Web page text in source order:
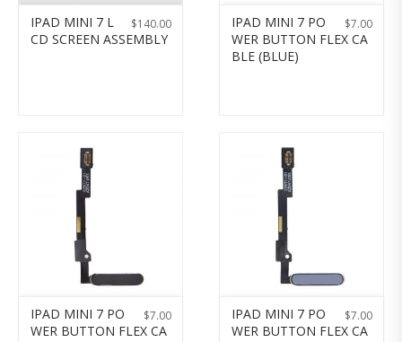
$140.00
IPAD MINI 7 L
CD SCREEN ASSEMBLY
$7.00
IPAD MINI 7 PO
WER BUTTON FLEX CA
BLE (BLUE)
$7.00
IPAD MINI 7 PO
WER BUTTON FLEX CA
$7.00
IPAD MINI 7 PO
WER BUTTON FLEX CA